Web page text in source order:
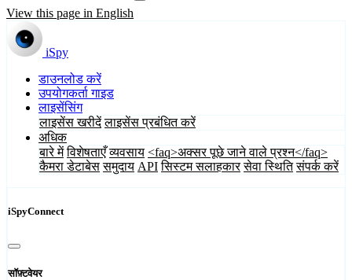
View this page in English
iSpy
डाउनलोड करें
उपयोगकर्ता गाइड
लाइसेंसिंग
लाइसेंस खरीदें लाइसेंस प्रबंधित करें
अधिक
बारे में विशेषताएँ व्यवसाय <faq>अक्सर पूछे जाने वाले प्रश्न</faq>
कैमरा डेटाबेस समुदाय API सिस्टम सलाहकार सेवा स्थिति संपर्क करें
iSpyConnect
सॉफ़्टवेयर